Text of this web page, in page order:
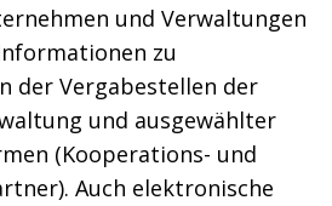
und Verwaltungen
zu
der Vergabestellen der
und ausgewählter
(Kooperations- und
Auch elektronische